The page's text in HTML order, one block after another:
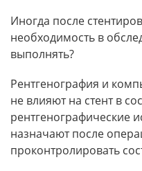
Иногда после
необходимость в
выполнять?
Рентгенография и
не влияют на стент в
рентгенографические
назначают после
проконтролировать